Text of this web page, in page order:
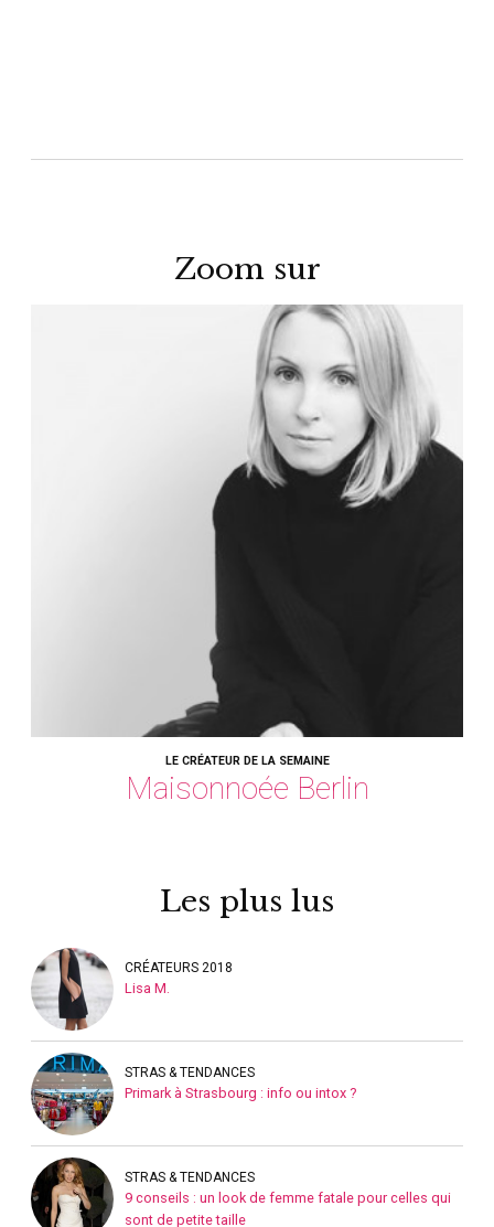
Zoom sur
LE CRÉATEUR DE LA SEMAINE
Maisonnoée Berlin
Les plus lus
CRÉATEURS 2018
Lisa M.
STRAS & TENDANCES
Primark à Strasbourg : info ou intox ?
STRAS & TENDANCES
9 conseils : un look de femme fatale pour celles qui
sont de petite taille